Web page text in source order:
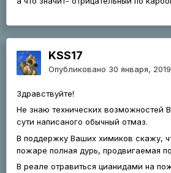
KSS17
Опубликовано 30 января, 2019
Здравствуйте!
Не знаю технических возможностей
сути написаного обычный отмаз.
В поддержку Ваших химиков скажу,
пожаре полная дурь, продвигаемая
В реале отравиться цианидами на